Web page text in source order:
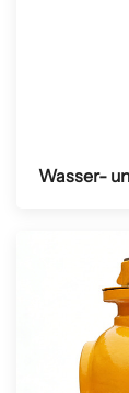
Wasser-